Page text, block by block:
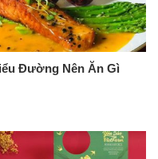
Đường Nên Ăn Gì